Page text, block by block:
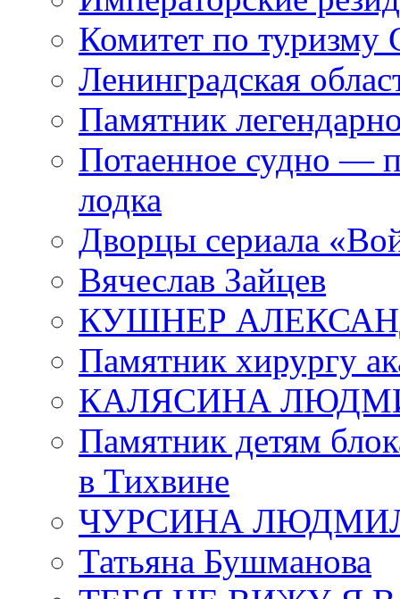
Комитет по туризму
Ленинградская
Памятник
Потаенное судно —
лодка
Дворцы сериала
Вячеслав Зайцев
КУШНЕР
Памятник хирургу
КАЛЯСИНА
Памятник детям
в Тихвине
ЧУРСИНА
Татьяна Бушманова